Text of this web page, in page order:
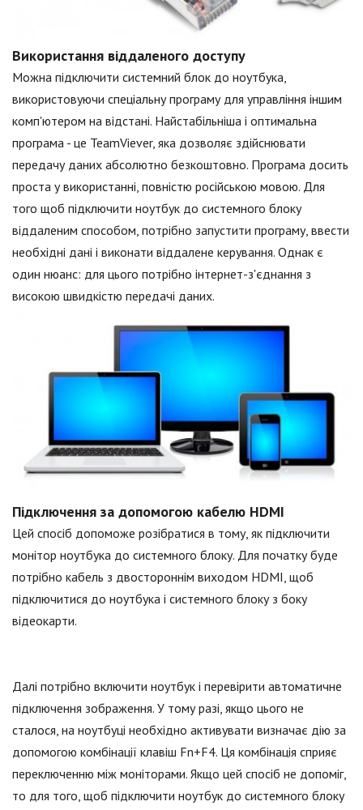
Використання віддаленого доступу
Можна підключити системний блок до ноутбука,
використовуючи спеціальну програму для управління іншим
комп'ютером на відстані. Найстабільніша і оптимальна
програма - це TeamViever, яка дозволяє здійснювати
передачу даних абсолютно безкоштовно. Програма досить
проста у використанні, повністю російською мовою. Для
того щоб підключити ноутбук до системного блоку
віддаленим способом, потрібно запустити програму, ввести
необхідні дані і виконати віддалене керування. Однак є
один нюанс: для цього потрібно інтернет-з'єднання з
високою швидкістю передачі даних.
Підключення за допомогою кабелю HDMI
Цей спосіб допоможе розібратися в тому, як підключити
монітор ноутбука до системного блоку. Для початку буде
потрібно кабель з двостороннім виходом HDMI, щоб
підключитися до ноутбука і системного блоку з боку
відеокарти.
Далі потрібно включити ноутбук і перевірити автоматичне
підключення зображення. У тому разі, якщо цього не
сталося, на ноутбуці необхідно активувати визначає дію за
допомогою комбінації клавіш Fn+F4. Ця комбінація сприяє
переключенню між моніторами. Якщо цей спосіб не допоміг,
то для того, щоб підключити ноутбук до системного блоку